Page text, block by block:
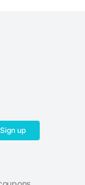
Sign up